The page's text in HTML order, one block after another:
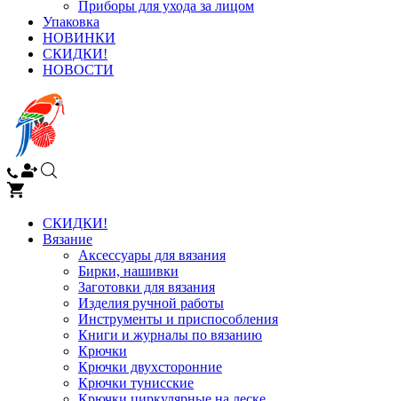
Приборы для ухода за лицом
Упаковка
НОВИНКИ
СКИДКИ!
НОВОСТИ
СКИДКИ!
Вязание
Аксессуары для вязания
Бирки, нашивки
Заготовки для вязания
Изделия ручной работы
Инструменты и приспособления
Книги и журналы по вязанию
Крючки
Крючки двухсторонние
Крючки тунисские